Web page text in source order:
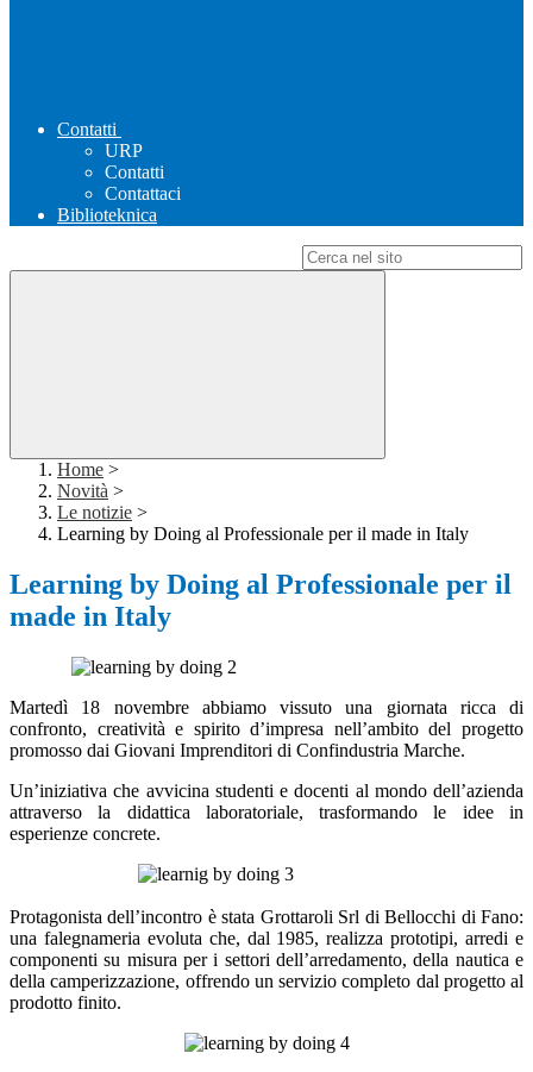
Contatti
URP
Contatti
Contattaci
Biblioteknica
Home >
Novità >
Le notizie >
Learning by Doing al Professionale per il made in Italy
Learning by Doing al Professionale per il
made in Italy
Martedì 18 novembre abbiamo vissuto una giornata ricca di
confronto, creatività e spirito d’impresa nell’ambito del progetto
promosso dai Giovani Imprenditori di Confindustria Marche.
Un’iniziativa che avvicina studenti e docenti al mondo dell’azienda
attraverso la didattica laboratoriale, trasformando le idee in
esperienze concrete.
Protagonista dell’incontro è stata Grottaroli Srl di Bellocchi di Fano:
una falegnameria evoluta che, dal 1985, realizza prototipi, arredi e
componenti su misura per i settori dell’arredamento, della nautica e
della camperizzazione, offrendo un servizio completo dal progetto al
prodotto finito.